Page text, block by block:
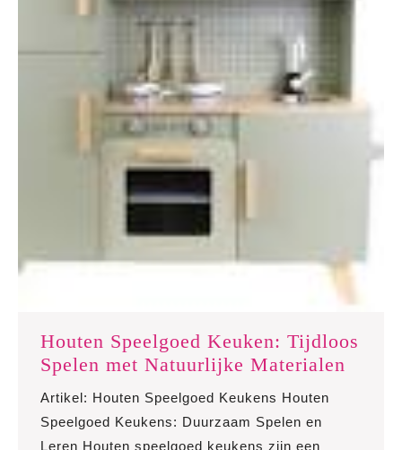
Houten Speelgoed Keuken: Tijdloos
Spelen met Natuurlijke Materialen
Artikel: Houten Speelgoed Keukens Houten
Speelgoed Keukens: Duurzaam Spelen en
Leren Houten speelgoed keukens zijn een